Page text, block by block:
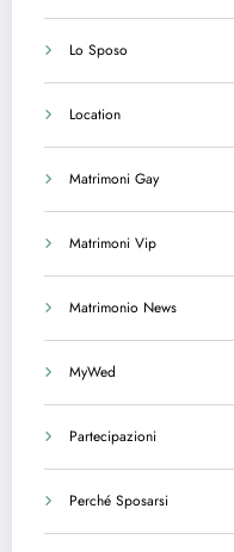
Lo Sposo
Location
Matrimoni Gay
Matrimoni Vip
Matrimonio News
MyWed
Partecipazioni
Perché Sposarsi